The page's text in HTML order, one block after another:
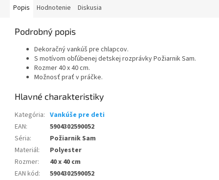
Popis Hodnotenie Diskusia
Podrobný popis
Dekoračný vankúš pre chlapcov.
S motívom obľúbenej detskej rozprávky Požiarnik Sam.
Rozmer 40 x 40 cm.
Možnosť prať v práčke.
Kategória: Vankúše pre deti
EAN:
5904302590052
Séria:
Požiarnik Sam
Materiál:
Polyester
Rozmer:
40 x 40 cm
EAN kód: 5904302590052